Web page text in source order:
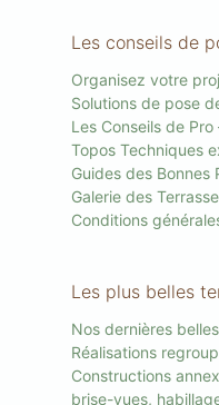
Les conseils de
Organisez votre
Solutions de pose
Les Conseils de
Topos Techniques
Guides des Bonnes
Galerie des
Conditions
Les plus belles
Nos dernières
Réalisations
Constructions
brise-vues,